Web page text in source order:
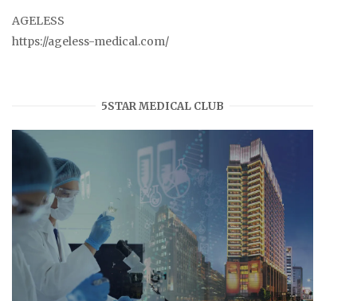
AGELESS
https://ageless-medical.com/
5STAR MEDICAL CLUB